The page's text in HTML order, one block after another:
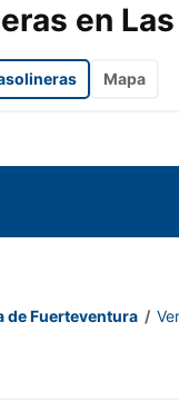
en
Mapa
de Fuerteventura /